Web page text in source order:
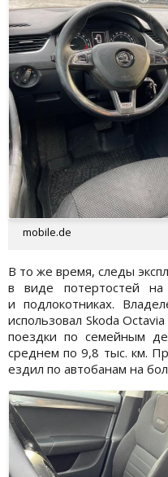
mobile.de
В то же время, следы
в виде потертостей на
и подлокотниках.
использовал Skoda
поездки по семейным
среднем по 9,8 тыс. км.
ездил по автобанам на